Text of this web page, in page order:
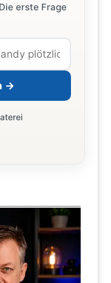
erste Frage
→